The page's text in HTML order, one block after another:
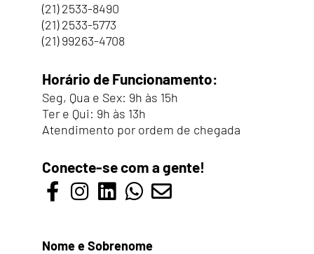
(21)2533-8490
(21)2533-5773
(21)99263-4708
Horário de Funcionamento:
Seg, Qua e Sex: 9h às 15h
Ter e Qui: 9h às 13h
Atendimento por ordem de chegada
Conecte-se com a gente!
Nome e Sobrenome